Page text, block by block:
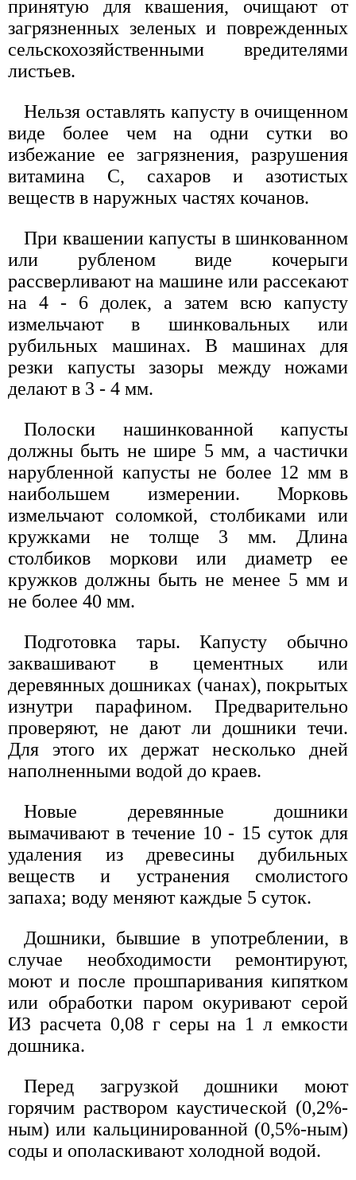
принятую для квашения, очищают от
загрязненных зеленых и поврежденных
сельскохозяйственными вредителями
листьев.
Нельзя оставлять капусту в очищенном
виде более чем на одни сутки во
избежание ее загрязнения, разрушения
витамина С, сахаров и азотистых
веществ в наружных частях кочанов.
При квашении капусты в шинкованном
или рубленом виде кочерыги
рассверливают на машине или рассекают
на 4 - 6 долек, а затем всю капусту
измельчают в шинковальных или
рубильных машинах. В машинах для
резки капусты зазоры между ножами
делают в 3 - 4 мм.
Полоски нашинкованной капусты
должны быть не шире 5 мм, а частички
нарубленной капусты не более 12 мм в
наибольшем измерении. Морковь
измельчают соломкой, столбиками или
кружками не толще 3 мм. Длина
столбиков моркови или диаметр ее
кружков должны быть не менее 5 мм и
не более 40 мм.
Подготовка тары. Капусту обычно
заквашивают в цементных или
деревянных дошниках (чанах), покрытых
изнутри парафином. Предварительно
проверяют, не дают ли дошники течи.
Для этого их держат несколько дней
наполненными водой до краев.
Новые деревянные дошники
вымачивают в течение 10 - 15 суток для
удаления из древесины дубильных
веществ и устранения смолистого
запаха; воду меняют каждые 5 суток.
Дошники, бывшие в употреблении, в
случае необходимости ремонтируют,
моют и после прошпаривания кипятком
или обработки паром окуривают серой
ИЗ расчета 0,08 г серы на 1 л емкости
дошника.
Перед загрузкой дошники моют
горячим раствором каустической (0,2%-
ным) или кальцинированной (0,5%-ным)
соды и ополаскивают холодной водой.